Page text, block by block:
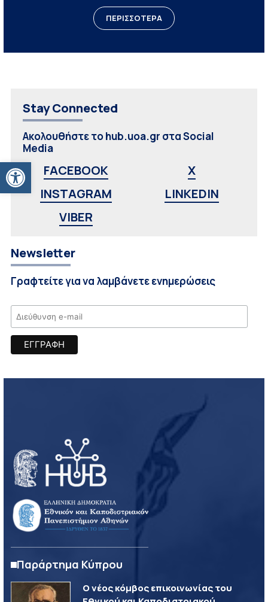
Ανοίξτε τη γραμμή εργαλείων
ΠΕΡΙΣΣΟΤΕΡΑ
Stay Connected
Ακολουθήστε το hub.uoa.gr στα Social
Media
FACEBOOK
X
INSTAGRAM
LINKEDIN
VIBER
Newsletter
Γραφτείτε για να λαμβάνετε ενημερώσεις
Παράρτημα Κύπρου
Ο νέος κόμβος επικοινωνίας του